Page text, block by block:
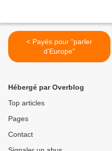
< Payés pour “parler
d’Europe”
Hébergé par Overblog
Top articles
Pages
Contact